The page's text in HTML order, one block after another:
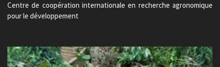
Centre de coopération internationale en recherche agronomique
pour le développement